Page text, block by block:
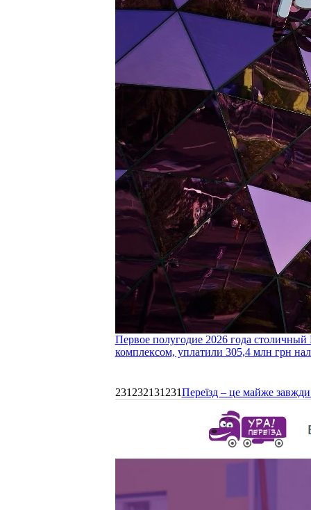
Первое полугодие 2026 года
комплексом, уплатили 305,4 млн грн
231232131231Переїзд – це майже